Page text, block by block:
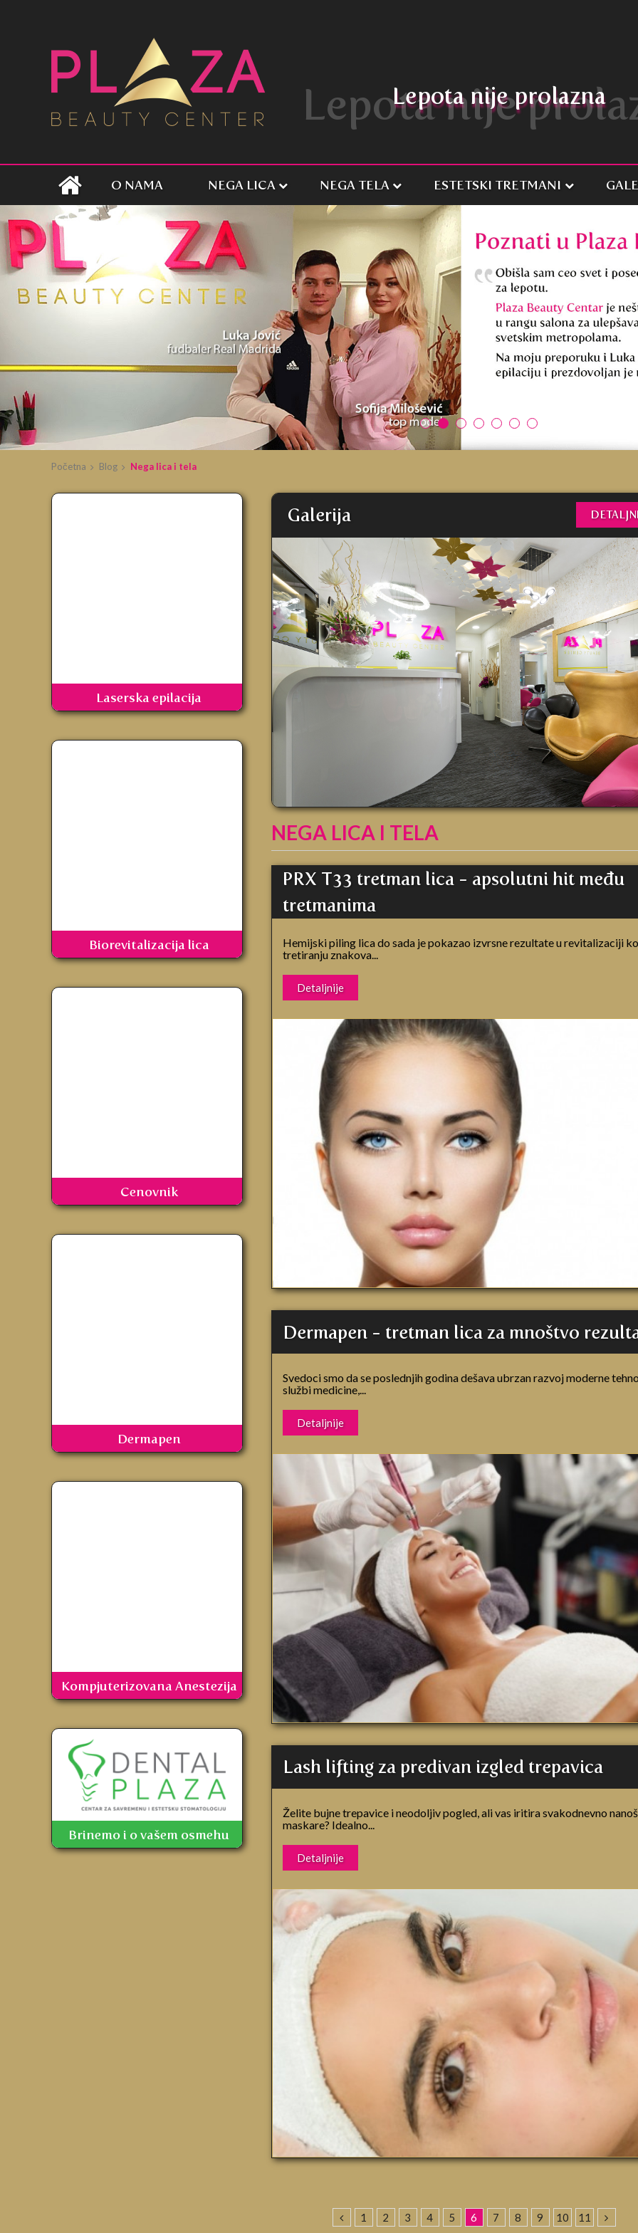
Lepota nije prolazna
Lepota nije
O NAMA NEGA LICA NEGA TELA ESTETSKI TRETMANI
Početna Blog Nega lica i tela
Laserska epilacija
Biorevitalizacija lica
Cenovnik
Dermapen
Kompjuterizovana Anestezija
Brinemo i o vašem osmehu
Galerija
NEGA LICA I TELA
PRX T33 tretman lica - apsolutni hit među
tretmanima
Hemijski piling lica do sada je pokazao izvrsne rezultate u revitalizaciji
tretiranju znakova...
Detaljnije
Dermapen - tretman lica za mnoštvo
Svedoci smo da se poslednjih godina dešava ubrzan razvoj moderne
službi medicine,...
Detaljnije
Lash lifting za predivan izgled trepavica
Želite bujne trepavice i neodoljiv pogled, ali vas iritira svakodnevno
maskare? Idealno...
Detaljnije
1 2 3 4 5 6 7 8 9 10 11